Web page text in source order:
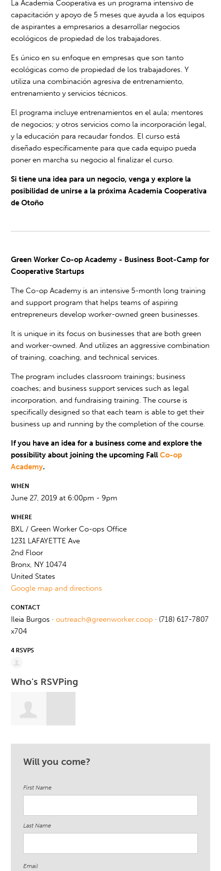
La Academia Cooperativa es un programa intensivo de
capacitación y apoyo de 5 meses que ayuda a los equipos
de aspirantes a empresarios a desarrollar negocios
ecológicos de propiedad de los trabajadores.
Es único en su enfoque en empresas que son tanto
ecológicas como de propiedad de los trabajadores. Y
utiliza una combinación agresiva de entrenamiento,
entrenamiento y servicios técnicos.
El programa incluye entrenamientos en el aula; mentores
de negocios; y otros servicios como la incorporación legal,
y la educación para recaudar fondos. El curso está
diseñado específicamente para que cada equipo pueda
poner en marcha su negocio al finalizar el curso.
Si tiene una idea para un negocio, venga y explore la
posibilidad de unirse a la próxima Academia Cooperativa
de Otoño
Green Worker Co-op Academy - Business Boot-Camp for
Cooperative Startups
The Co-op Academy is an intensive 5-month long training
and support program that helps teams of aspiring
entrepreneurs develop worker-owned green businesses.
It is unique in its focus on businesses that are both green
and worker-owned. And utilizes an aggressive combination
of training, coaching, and technical services.
The program includes classroom trainings; business
coaches; and business support services such as legal
incorporation, and fundraising training. The course is
specifically designed so that each team is able to get their
business up and running by the completion of the course.
If you have an idea for a business come and explore the
possibility about joining the upcoming FallCo-op
Academy.
WHEN
June 27, 2019 at 6:00pm - 9pm
WHERE
BXL / Green Worker Co-ops Office
1231 LAFAYETTE Ave
2nd Floor
Bronx, NY 10474
United States
Google map and directions
CONTACT
Ileia Burgos ·outreach@greenworker.coop · (718) 617-7807
x704
4 RSVPS
Who's RSVPing
Will you come?
First Name
Last Name
Email